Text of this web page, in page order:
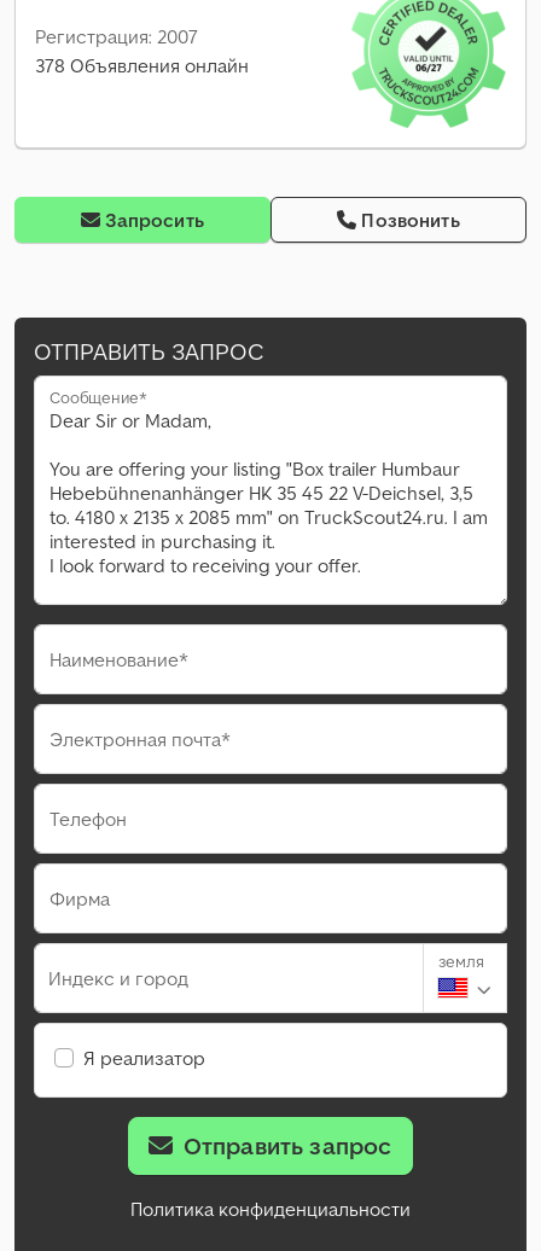
Регистрация: 2007
378 Объявления онлайн
Запросить Позвонить
ОТПРАВИТЬ ЗАПРОС
Сообщение*
Наименование*
Электронная почта*
Телефон
Фирма
Индекс и город
земля
Я реализатор
Отправить запрос
Политика конфиденциальности